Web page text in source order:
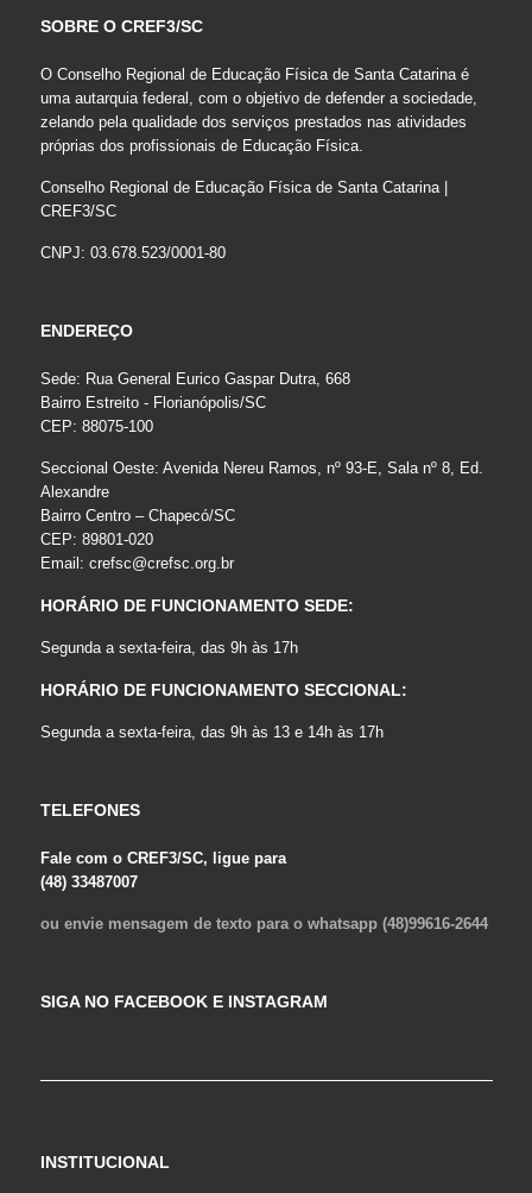
SOBRE O CREF3/SC
O Conselho Regional de Educação Física de Santa Catarina é
uma autarquia federal, com o objetivo de defender a sociedade,
zelando pela qualidade dos serviços prestados nas atividades
próprias dos profissionais de Educação Física.
Conselho Regional de Educação Física de Santa Catarina |
CREF3/SC
CNPJ: 03.678.523/0001-80
ENDEREÇO
Sede: Rua General Eurico Gaspar Dutra, 668
Bairro Estreito - Florianópolis/SC
CEP: 88075-100
Seccional Oeste: Avenida Nereu Ramos, nº 93-E, Sala nº 8, Ed.
Alexandre
Bairro Centro – Chapecó/SC
CEP: 89801-020
Email: crefsc@crefsc.org.br
HORÁRIO DE FUNCIONAMENTO SEDE:
Segunda a sexta-feira, das 9h às 17h
HORÁRIO DE FUNCIONAMENTO SECCIONAL:
Segunda a sexta-feira, das 9h às 13 e 14h às 17h
TELEFONES
Fale com o CREF3/SC, ligue para
(48) 33487007
ou envie mensagem de texto para o whatsapp (48)99616-2644
SIGA NO FACEBOOK E INSTAGRAM
INSTITUCIONAL